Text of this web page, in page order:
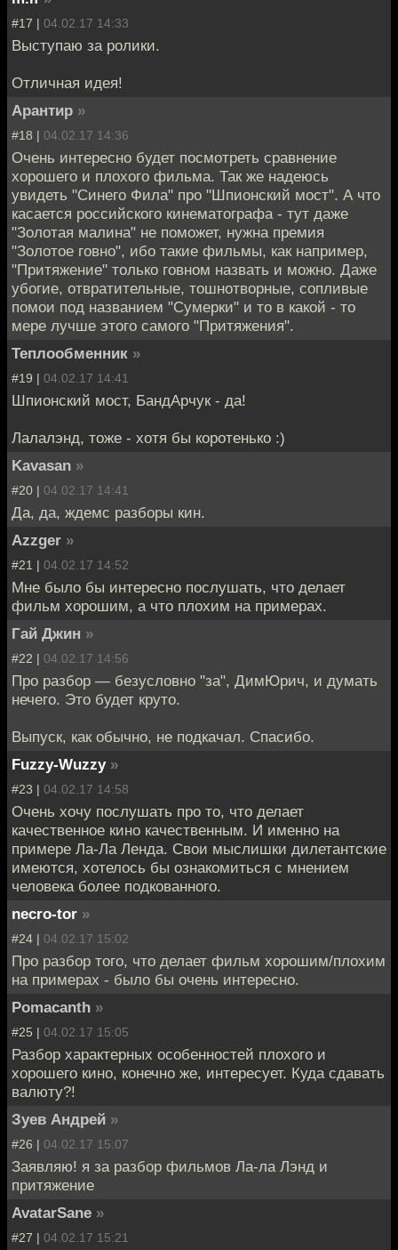
#17 | 04.02.17 14:33
Выступаю за ролики.
Отличная идея!
Арантир »
#18 | 04.02.17 14:36
Очень интересно будет посмотреть сравнение
хорошего и плохого фильма. Так же надеюсь
увидеть "Синего Фила" про "Шпионский мост". А что
касается российского кинематографа - тут даже
"Золотая малина" не поможет, нужна премия
"Золотое говно", ибо такие фильмы, как например,
"Притяжение" только говном назвать и можно. Даже
убогие, отвратительные, тошнотворные, сопливые
помои под названием "Сумерки" и то в какой - то
мере лучше этого самого "Притяжения".
Теплообменник »
#19 | 04.02.17 14:41
Шпионский мост, БандАрчук - да!
Лалалэнд, тоже - хотя бы коротенько :)
Kavasan »
#20 | 04.02.17 14:41
Да, да, ждемс разборы кин.
Azzger »
#21 | 04.02.17 14:52
Мне было бы интересно послушать, что делает
фильм хорошим, а что плохим на примерах.
Гай Джин »
#22 | 04.02.17 14:56
Про разбор — безусловно "за", ДимЮрич, и думать
нечего. Это будет круто.
Выпуск, как обычно, не подкачал. Спасибо.
Fuzzy-Wuzzy »
#23 | 04.02.17 14:58
Очень хочу послушать про то, что делает
качественное кино качественным. И именно на
примере Ла-Ла Ленда. Свои мыслишки дилетантские
имеются, хотелось бы ознакомиться с мнением
человека более подкованного.
necro-tor »
#24 | 04.02.17 15:02
Про разбор того, что делает фильм хорошим/плохим
на примерах - было бы очень интересно.
Pomacanth »
#25 | 04.02.17 15:05
Разбор характерных особенностей плохого и
хорошего кино, конечно же, интересует. Куда сдавать
валюту?!
Зуев Андрей »
#26 | 04.02.17 15:07
Заявляю! я за разбор фильмов Ла-ла Лэнд и
притяжение
AvatarSane »
#27 | 04.02.17 15:21